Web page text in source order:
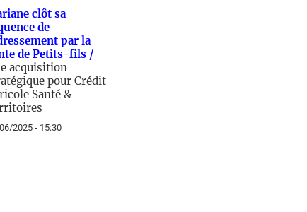
clôt sa
de
par la
de Petits-fils /
acquisition
pour Crédit
Santé &
2025 - 15:30